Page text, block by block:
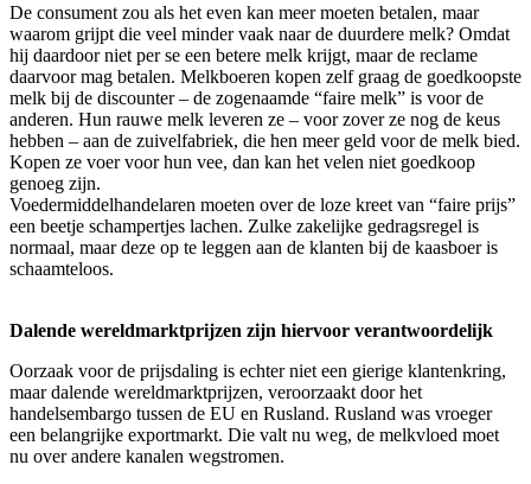
De consument zou als het even kan meer moeten betalen, maar
waarom grijpt die veel minder vaak naar de duurdere melk? Omdat
hij daardoor niet per se een betere melk krijgt, maar de reclame
daarvoor mag betalen. Melkboeren kopen zelf graag de goedkoopste
melk bij de discounter – de zogenaamde “faire melk” is voor de
anderen. Hun rauwe melk leveren ze – voor zover ze nog de keus
hebben – aan de zuivelfabriek, die hen meer geld voor de melk bied.
Kopen ze voer voor hun vee, dan kan het velen niet goedkoop
genoeg zijn.
Voedermiddelhandelaren moeten over de loze kreet van “faire prijs”
een beetje schampertjes lachen. Zulke zakelijke gedragsregel is
normaal, maar deze op te leggen aan de klanten bij de kaasboer is
schaamteloos.
Dalende wereldmarktprijzen zijn hiervoor verantwoordelijk
Oorzaak voor de prijsdaling is echter niet een gierige klantenkring,
maar dalende wereldmarktprijzen, veroorzaakt door het
handelsembargo tussen de EU en Rusland. Rusland was vroeger
een belangrijke exportmarkt. Die valt nu weg, de melkvloed moet
nu over andere kanalen wegstromen.